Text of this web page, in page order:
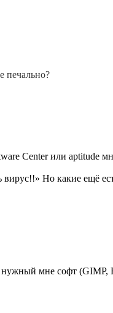
печально?
Center или aptitude
вирус!!» Но какие ещё
мне софт (GIMP,